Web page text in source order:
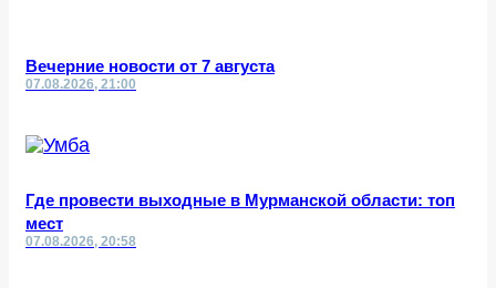
Вечерние новости от 7 августа
07.08.2026, 21:00
Где провести выходные в Мурманской области: топ
мест
07.08.2026, 20:58